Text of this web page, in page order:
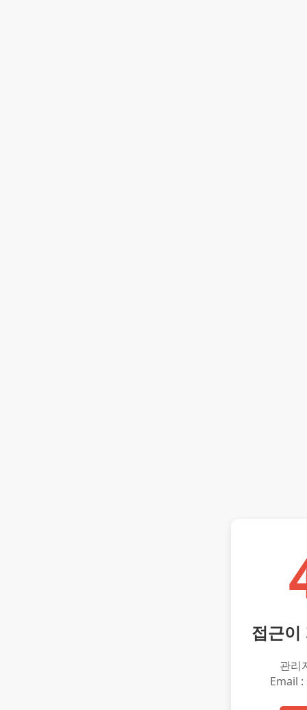
접근이
관리
Email